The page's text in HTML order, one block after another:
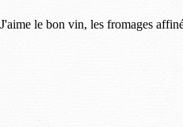
le bon vin, les fromages